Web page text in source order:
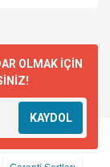
OLMAK İÇİN
KAYDOL